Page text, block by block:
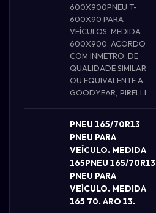
600X900PNEU T-
600X90 PARA
VEÍCULOS. MEDIDA
600X900. ACORDO
COM INMETRO. DE
QUALIDADE SIMILAR
OU EQUIVALENTE A
GOODYEAR, PIRELLI
PNEU 165/70R13
PNEU PARA
VEÍCULO. MEDIDA
165PNEU 165/70R13
PNEU PARA
VEÍCULO. MEDIDA
165 70. ARO 13.